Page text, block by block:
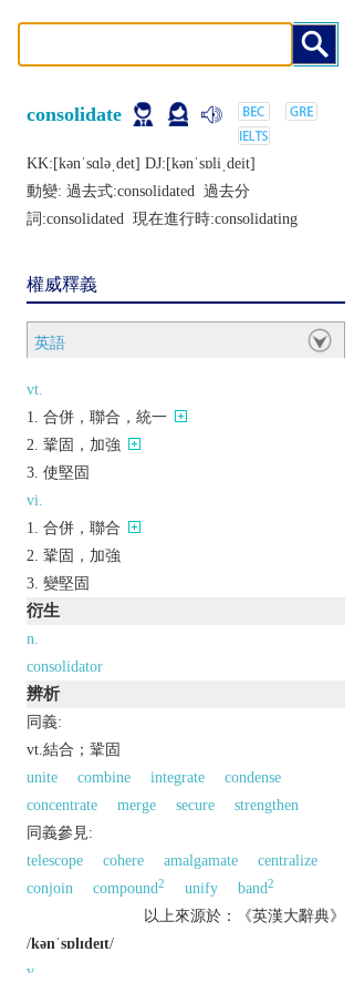
consolidate
KK:[kǝnˈsɑlǝˌdеt] DJ:[kǝnˈsɒliˌdеit]
動變: 過去式:consolidated 過去分
詞:consolidated 現在進行時:consolidating
權威釋義
英語
vt.
合併，聯合，統一
鞏固，加強
使堅固
vi.
合併，聯合
鞏固，加強
變堅固
衍生
n.
consolidator
辨析
同義:
vt.結合；鞏固
unite
combine integrate
condense
concentrate
merge secure
strengthen
同義參見:
telescope
cohere amalgamate
centralize
conjoin
compound2 unify band2
以上來源於：《英漢大辭典》
/kənˈsɒlɪdeɪt/
v.